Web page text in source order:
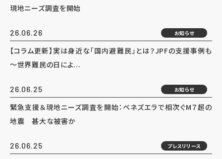
現地ニーズ調査を開始
26.06.26 お知らせ
【コラム更新】実は身近な「国内避難民」とは？JPFの支援事例も
～世界難民の日によ...
26.06.25 お知らせ
緊急支援＆現地ニーズ調査を開始：ベネズエラで相次ぐM７超の
地震 甚大な被害か
26.06.25 プレスリリース